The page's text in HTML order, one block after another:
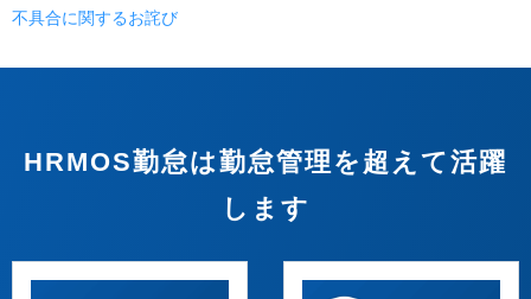
不具合に関するお詫び
HRMOS勤怠は勤怠管理を超えて活躍
します